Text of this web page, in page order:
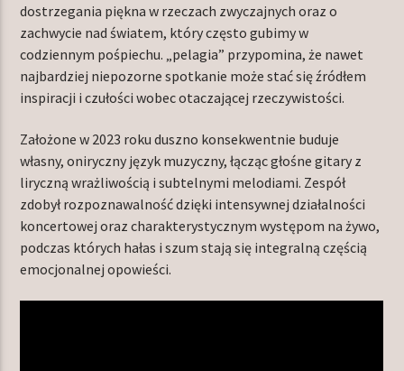
dostrzegania piękna w rzeczach zwyczajnych oraz o
zachwycie nad światem, który często gubimy w
codziennym pośpiechu. „pelagia” przypomina, że nawet
najbardziej niepozorne spotkanie może stać się źródłem
inspiracji i czułości wobec otaczającej rzeczywistości.
Założone w 2023 roku duszno konsekwentnie buduje
własny, oniryczny język muzyczny, łącząc głośne gitary z
liryczną wrażliwością i subtelnymi melodiami. Zespół
zdobył rozpoznawalność dzięki intensywnej działalności
koncertowej oraz charakterystycznym występom na żywo,
podczas których hałas i szum stają się integralną częścią
emocjonalnej opowieści.